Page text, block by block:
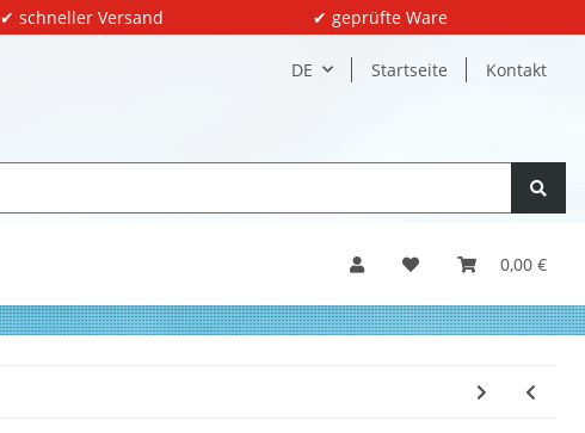
✔ schneller Versand ✔ geprüfte Ware
DE Startseite Kontakt
0,00 €